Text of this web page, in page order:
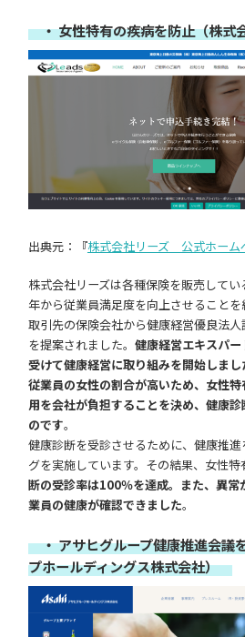
・ 女性特有の疾病を防止（株式
出典元：『株式会社リーズ 公式ホーム
株式会社リーズは各種保険を販売して
年から従業員満足度を向上させることを
取引先の保険会社から健康経営優良法
を提案されました。 健康経営エキスパ
受けて健康経営に取り組みを開始しまし
従業員の女性の割合が高いため、女性
用を会社が負担することを決め、健康
のです。
健康診断を受診させるために、健康推
グを実施しています。その結果、女性特
断の受診率は100％を達成。また、異
業員の健康が確認できました。
・ アサヒグループ健康推進会議
プホールディングス株式会社）